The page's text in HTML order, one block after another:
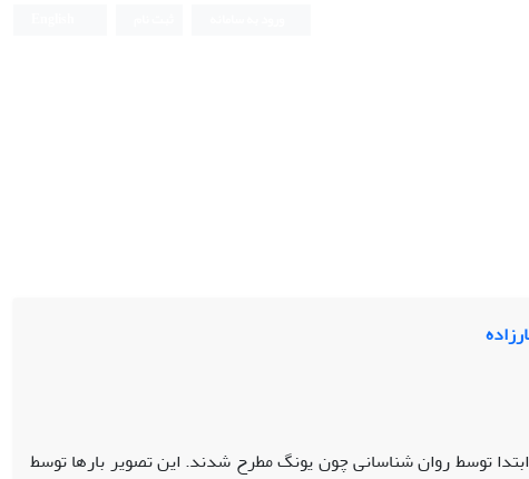
توسط روان شناسانی چون یونگ مطرح شدند. این تصویر بارها توسط